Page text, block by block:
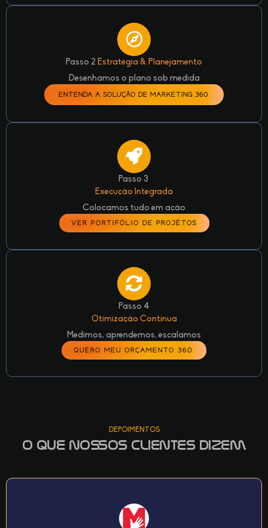
Passo 2 Estratégia & Planejamento
Desenhamos o plano sob medida
ENTENDA A SOLUÇÃO DE MARKETING 360º
Passo 3
Execução Integrada
Colocamos tudo em ação
VER PORTIFÓLIO DE PROJÉTOS
Passo 4
Otimização Contínua
Medimos, aprendemos, escalamos
QUERO MEU ORÇAMENTO 360º
DEPOIMENTOS
O que nossos clientes dizem